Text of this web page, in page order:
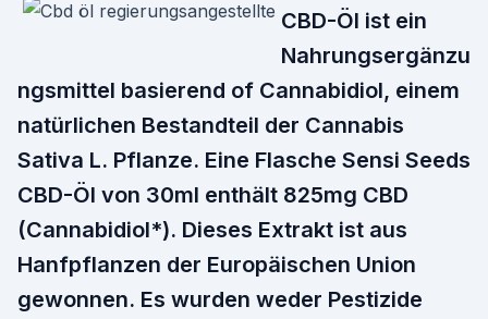
CBD-Öl ist ein
Nahrungsergänzu
ngsmittel basierend of Cannabidiol, einem
natürlichen Bestandteil der Cannabis
Sativa L. Pflanze. Eine Flasche Sensi Seeds
CBD-Öl von 30ml enthält 825mg CBD
(Cannabidiol*). Dieses Extrakt ist aus
Hanfpflanzen der Europäischen Union
gewonnen. Es wurden weder Pestizide